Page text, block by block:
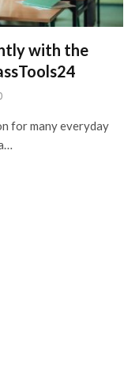
with the
for many everyday